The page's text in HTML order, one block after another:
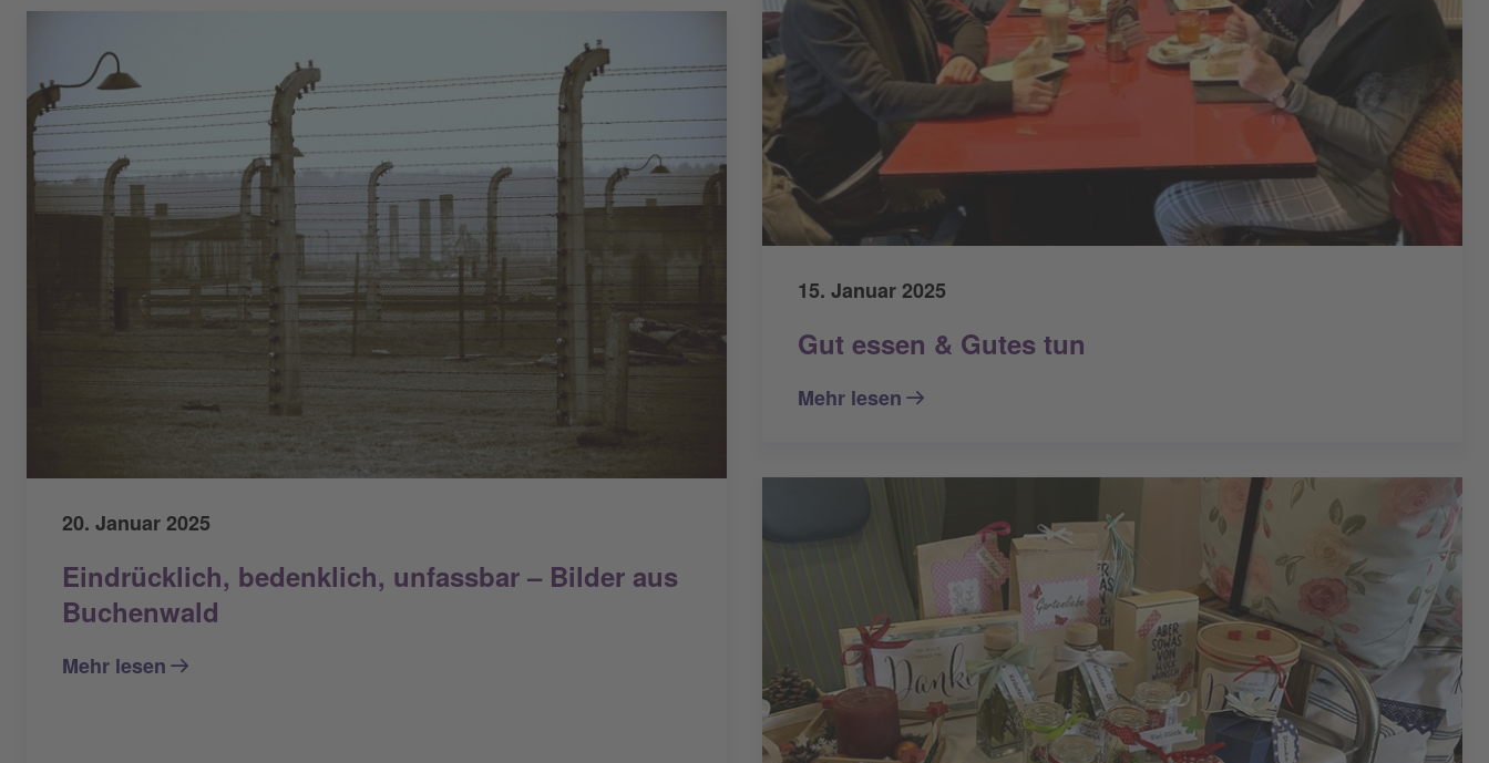
15. Januar 2025
Gut essen & Gutes tun
Mehr lesen
20. Januar 2025
Eindrücklich, bedenklich, unfassbar – Bilder aus
Buchenwald
Mehr lesen